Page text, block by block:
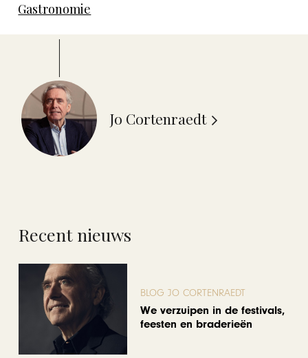
Gastronomie
Jo Cortenraedt
Recent nieuws
BLOG JO CORTENRAEDT
We verzuipen in de festivals,
feesten en braderieën